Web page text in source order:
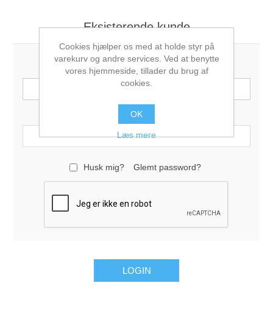
Eksisterende kunde
E-mail:
Password:
Husk mig? Glemt password?
Cookies hjælper os med at holde styr på
varekurv og andre services. Ved at benytte
vores hjemmeside, tillader du brug af
cookies.
OK
Læs mere